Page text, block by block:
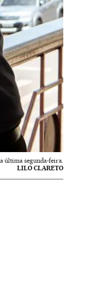
última segunda-feira.
LILO CLARETO